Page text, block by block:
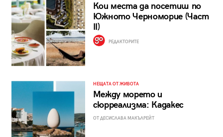
Кои места да посетиш по
Южното Черноморие (Част
II)
РЕДАКТОРИТЕ
НЕЩАТА ОТ ЖИВОТА
Между морето и
сюрреализма: Кадакес
ОТ ДЕСИСЛАВА МАКЪЛРЕЙТ